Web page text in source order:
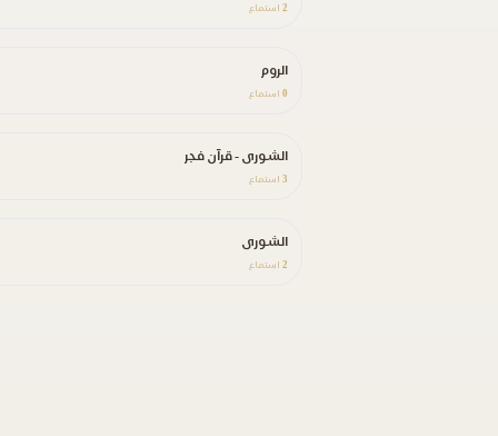
2 استماع
الروم
0 استماع
الشورى - قرآن فجر
3 استماع
الشورى
2 استماع